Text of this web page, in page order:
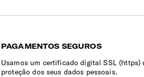
PAGAMENTOS SEGUROS
Usamos um certificado digital SSL (https)
proteção dos seus dados pessoais.